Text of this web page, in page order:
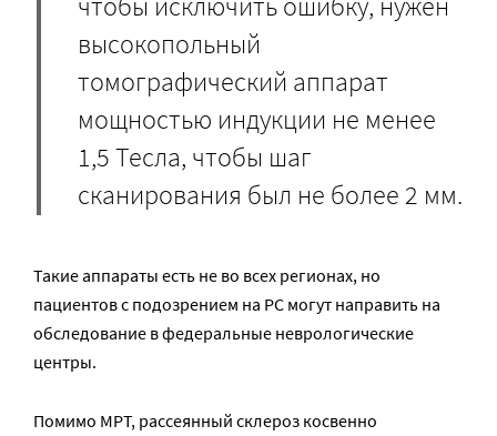
высокопольный
томографический аппарат
мощностью индукции не менее
1,5 Тесла, чтобы шаг
сканирования был не более 2 мм.
Такие аппараты есть не во всех регионах, но
пациентов с подозрением на РС могут направить на
обследование в федеральные неврологические
центры.
Помимо МРТ, рассеянный склероз косвенно